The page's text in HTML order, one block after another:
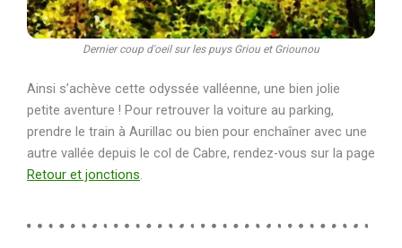
Dernier coup d'oeil sur les puys Griou et Griounou
Ainsi s’achève cette odyssée valléenne, une bien jolie
petite aventure ! Pour retrouver la voiture au parking,
prendre le train à Aurillac ou bien pour enchaîner avec une
autre vallée depuis le col de Cabre, rendez-vous sur la page
Retour et jonctions.